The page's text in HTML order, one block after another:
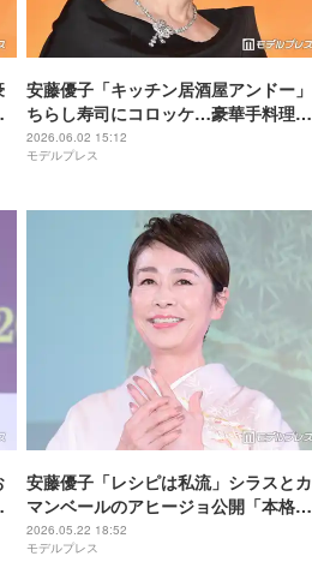
安藤優子「キッチン居酒屋アンドー」
ちらし寿司にコロッケ…豪華手料理披
露「色合い綺麗」「手が込んでる」の
声
2026.06.02 15:12
モデルプレス
安藤優子「レシピは私流」シラスとカ
マンベールのアヒージョ公開「本格的
で美味しそう」「参考になる」の声
2026.05.22 18:52
モデルプレス